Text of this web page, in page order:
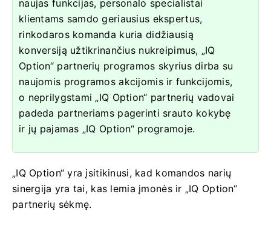
naujas funkcijas, personalo specialistai
klientams samdo geriausius ekspertus,
rinkodaros komanda kuria didžiausią
konversiją užtikrinančius nukreipimus, „IQ
Option“ partnerių programos skyrius dirba su
naujomis programos akcijomis ir funkcijomis,
o neprilygstami „IQ Option“ partnerių vadovai
padeda partneriams pagerinti srauto kokybę
ir jų pajamas „IQ Option“ programoje.
„IQ Option“ yra įsitikinusi, kad komandos narių
sinergija yra tai, kas lemia įmonės ir „IQ Option“
partnerių sėkmę.